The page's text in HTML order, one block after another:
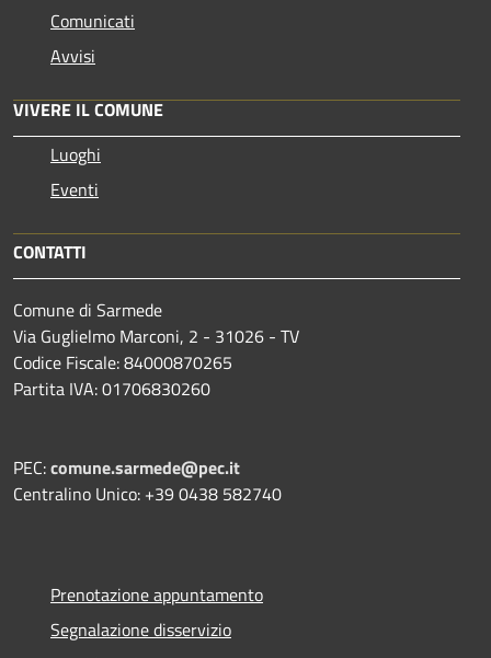
Comunicati
Avvisi
VIVERE IL COMUNE
Luoghi
Eventi
CONTATTI
Comune di Sarmede
Via Guglielmo Marconi, 2 - 31026 - TV
Codice Fiscale: 84000870265
Partita IVA: 01706830260
PEC:comune.sarmede@pec.it
Centralino Unico: +39 0438 582740
Prenotazione appuntamento
Segnalazione disservizio